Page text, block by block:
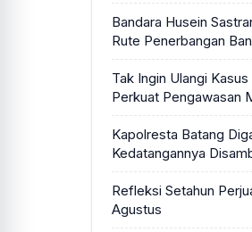
Bandara Husein
Rute Penerbangan
Tak Ingin Ulangi
Perkuat Pengawasan
Kapolresta Batang
Kedatangannya
Refleksi Setahun
Agustus